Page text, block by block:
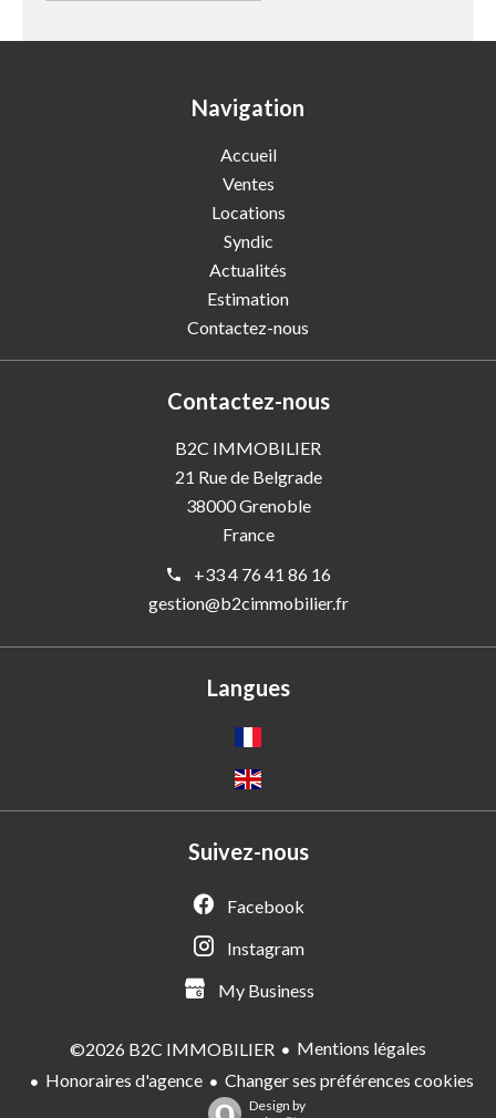
Navigation
Accueil
Ventes
Locations
Syndic
Actualités
Estimation
Contactez-nous
Contactez-nous
B2C IMMOBILIER
21 Rue de Belgrade
38000Grenoble
France
+33 4 76 41 86 16
gestion@b2cimmobilier.fr
Langues
Suivez-nous
Facebook
Instagram
My Business
©2026 B2C IMMOBILIER
Mentions légales
Honoraires d'agence
Changer ses préférences cookies
Design by